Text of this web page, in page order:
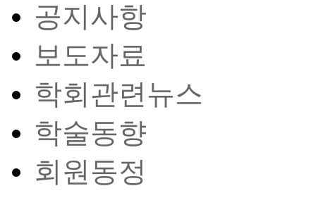
공지사항
보도자료
학회관련뉴스
학술동향
회원동정